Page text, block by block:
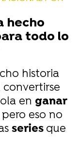
hecho
todo lo
historia
convertirse
en ganar
pero eso no
series que